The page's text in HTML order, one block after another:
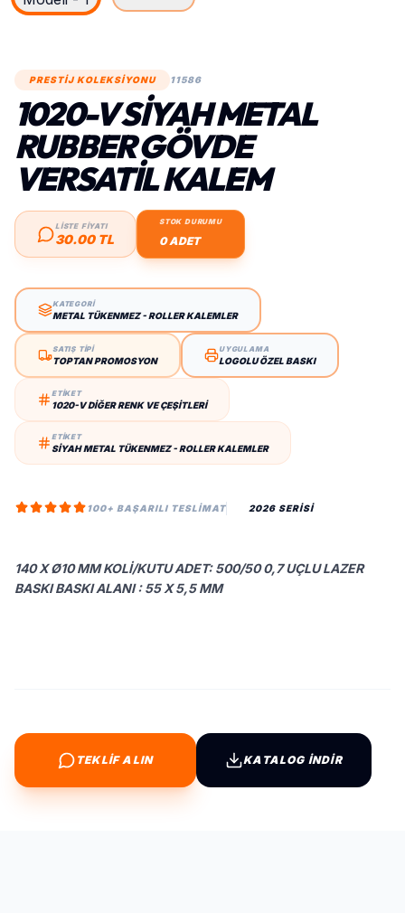
PRESTİJ KOLEKSİYONU 11586
1020-V SIYAH METAL
RUBBER GÖVDE
VERSATIL KALEM
LİSTE FİYATI
30.00 TL
STOK DURUMU
0 ADET
KATEGORİ
METAL TÜKENMEZ - ROLLER KALEMLER
SATIŞ TİPİ
TOPTAN PROMOSYON
UYGULAMA
LOGOLU ÖZEL BASKI
ETİKET
1020-V DIĞER RENK VE ÇEŞITLERI
ETİKET
SIYAH METAL TÜKENMEZ - ROLLER KALEMLER
100+ BAŞARILI TESLIMAT 2026 SERİSİ
140 X Ø10 MM KOLI/KUTU ADET: 500/50 0,7 UÇLU LAZER
BASKI BASKI ALANI : 55 X 5,5 MM
TEKLİF ALIN KATALOG İNDİR